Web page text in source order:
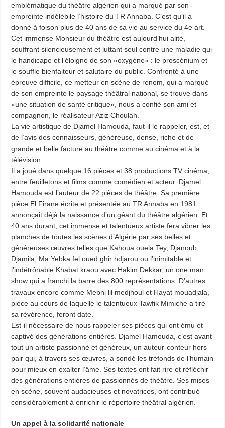
emblématique du théâtre algérien qui a marqué par son
empreinte indélébile l’histoire du TR Annaba. C’est qu’il a
donné à foison plus de 40 ans de sa vie au service du 4e art.
Cet immense Monsieur du théâtre est aujourd’hui alité,
souffrant silencieusement et luttant seul contre une maladie qui
le handicape et l’éloigne de son «oxygène» : le proscénium et
le souffle bienfaiteur et salutaire du public. Confronté à une
épreuve difficile, ce metteur en scène de renom, qui a marqué
de son empreinte le paysage théâtral national, se trouve dans
«une situation de santé critique», nous a confié son ami et
compagnon, le réalisateur Aziz Choulah.
La vie artistique de Djamel Hamouda, faut-il le rappeler, est, et
de l’avis des connaisseurs, généreuse, dense, riche et de
grande et belle facture au théâtre comme au cinéma et à la
télévision.
Il a joué dans quelque 16 pièces et 38 productions TV cinéma,
entre feuilletons et films comme comédien et acteur. Djamel
Hamouda est l’auteur de 22 pièces de théâtre. Sa première
pièce El Firane écrite et présentée au TR Annaba en 1981
annonçait déjà la naissance d’un géant du théâtre algérien. Et
40 ans durant, cet immense et talentueux artiste fera vibrer les
planches de toutes les scènes d’Algérie par ses belles et
généreuses œuvres telles que Kahoua ouela Tey, Djanoub,
Djamila, Ma Yebka fel oued ghir hdjarou ou l’inimitable et
l’indétrônable Khabat kraou avec Hakim Dekkar, un one man
show qui a franchi la barre des 800 représentations. D’autres
travaux encore comme Mebni lil medjhoul et Hayat mouadjala,
pièce au cours de laquelle le talentueux Tawfik Mimiche a tiré
sa révérence, feront date.
Est-il nécessaire de nous rappeler ses pièces qui ont ému et
captivé des générations entières. Djamel Hamouda, c’est avant
tout un artiste passionné et généreux, un auteur-conteur hors
pair qui, à travers ses œuvres, a sondé les tréfonds de l’humain
pour mieux en exalter l’âme. Ses textes ont fait rire et réfléchir
des générations entières de passionnés de théâtre. Ses mises
en scène, souvent audacieuses et novatrices, ont contribué
considérablement à enrichir le répertoire théâtral algérien.
Un appel à la solidarité nationale